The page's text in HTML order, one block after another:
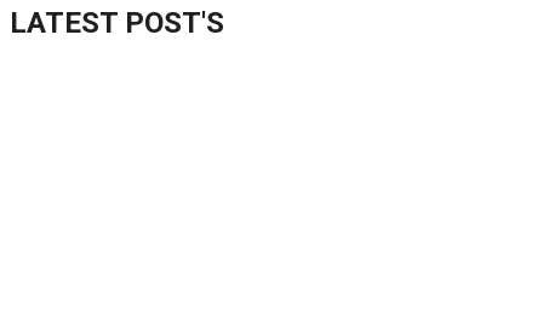
LATEST POST'S